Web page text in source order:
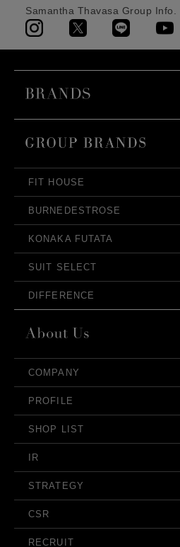
Samantha Thavasa Group Info.
FIT HOUSE
BURNEDESTROSE
KONAKA FUTATA
SUIT SELECT
DIFFERENCE
COMPANY
PROFILE
SHOP LIST
IR
STRATEGY
CSR
RECRUIT